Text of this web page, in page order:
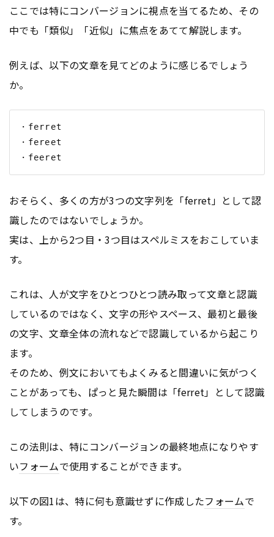
ここでは特にコンバージョンに視点を当てるため、その
中でも「類似」「近似」に焦点をあてて解説します。
例えば、以下の文章を見てどのように感じるでしょう
か。
・ferret
・fereet
おそらく、多くの方が3つの文字列を「ferret」として認
識したのではないでしょうか。
実は、上から2つ目・3つ目はスペルミスをおこしていま
す。
これは、人が文字をひとつひとつ読み取って文章と認識
しているのではなく、文字の形やスペース、最初と最後
の文字、文章全体の流れなどで認識しているから起こり
ます。
そのため、例文においてもよくみると間違いに気がつく
ことがあっても、ぱっと見た瞬間は「ferret」として認識
してしまうのです。
この法則は、特にコンバージョンの最終地点になりやす
いフォームで使用することができます。
以下の図1は、特に何も意識せずに作成したフォームで
す。